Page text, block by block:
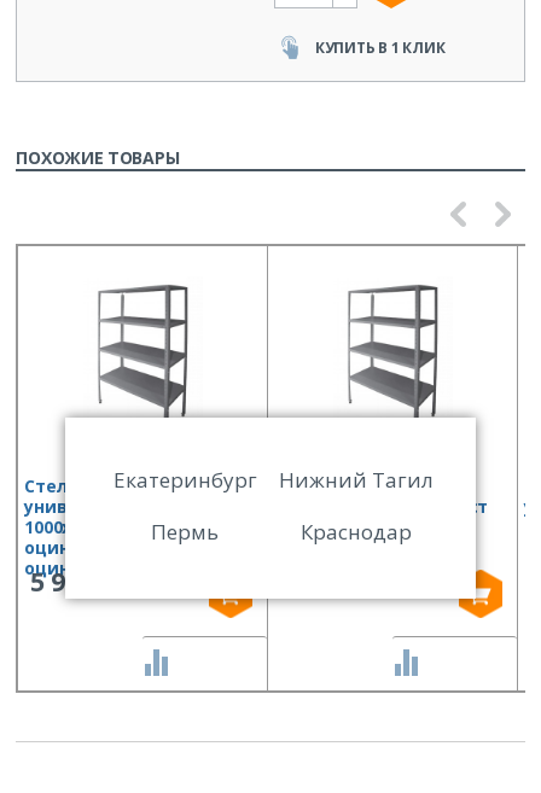
КУПИТЬ В 1 КЛИК
ПОХОЖИЕ ТОВАРЫ
Стеллаж кухонный
универсальный Финист
1000х500х1800 (полки
оцинк.ст, стойки
оцинк.ст)
5 942
Стеллаж кухонный
универсальный Финист
1200х800х1800 (полки
оцинк.ст, стойки
Екатеринбург
Нижний Тагил
Пермь
Краснодар